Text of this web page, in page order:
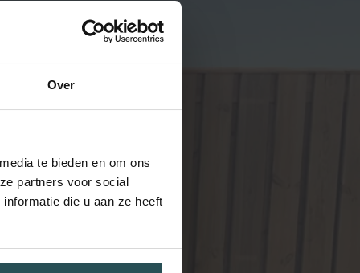
Over
te bieden en om ons
partners voor social
die u aan ze heeft